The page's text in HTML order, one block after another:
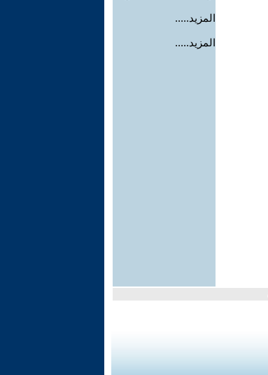
المزيد.....
المزيد.....